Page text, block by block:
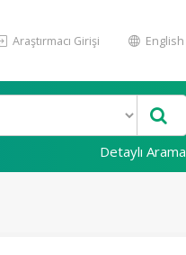
Araştırmacı Girişi English
Detaylı Arama